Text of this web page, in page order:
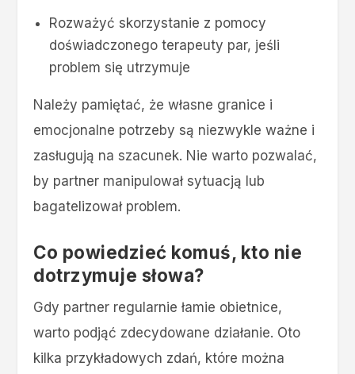
Rozważyć skorzystanie z pomocy
doświadczonego terapeuty par, jeśli
problem się utrzymuje
Należy pamiętać, że własne granice i
emocjonalne potrzeby są niezwykle ważne i
zasługują na szacunek. Nie warto pozwalać,
by partner manipulował sytuacją lub
bagatelizował problem.
Co powiedzieć komuś, kto nie
dotrzymuje słowa?
Gdy partner regularnie łamie obietnice,
warto podjąć zdecydowane działanie. Oto
kilka przykładowych zdań, które można